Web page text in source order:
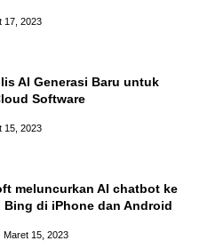
17, 2023
AI Generasi Baru untuk
Software
15, 2023
meluncurkan AI chatbot ke
Bing di iPhone dan Android
Maret 15, 2023